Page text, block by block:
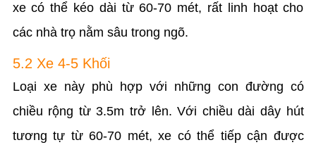
xe có thể kéo dài từ 60-70 mét, rất linh hoạt cho
các nhà trọ nằm sâu trong ngõ.
5.2 Xe 4-5 Khối
Loại xe này phù hợp với những con đường có
chiều rộng từ 3.5m trở lên. Với chiều dài dây hút
tương tự từ 60-70 mét, xe có thể tiếp cận được